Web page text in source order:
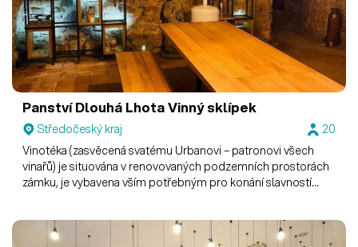
Panství Dlouhá LhotaVinný sklípek
Středočeský kraj
20
Vinotéka (zasvěcená svatému Urbanovi – patronovi všech
vinařů) je situována v renovovaných podzemních prostorách
zámku, je vybavena vším potřebným pro konání slavností